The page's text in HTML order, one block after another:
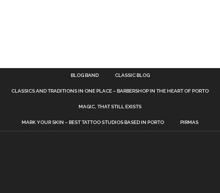
BLOG BAND CLASSIC BLOG
CLASSICS AND TRADITIONS IN ONE PLACE – BARBERSHOP IN THE HEART OF PORTO
MAGIC, THAT STILL EXISTS
MARK YOUR SKIN – BEST TATTOO STUDIOS BASED IN PORTO PIRMAS